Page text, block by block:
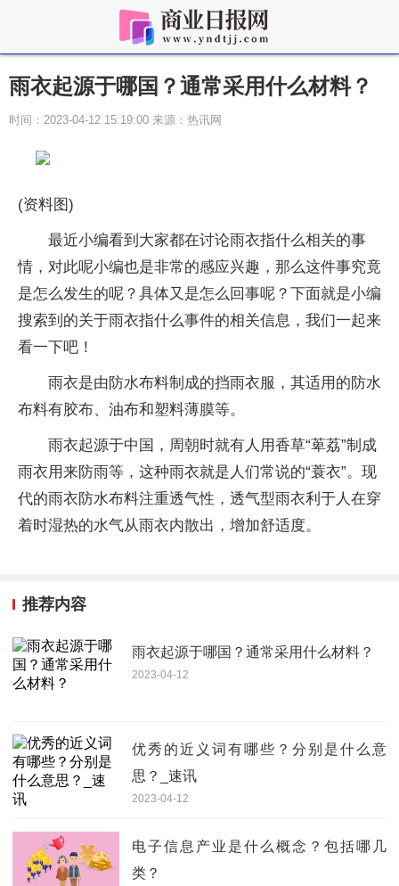
雨衣起源于哪国？通常采用什么材料？
时间：2023-04-12 15:19:00 来源：热讯网
(资料图)
最近小编看到大家都在讨论雨衣指什么相关的事
情，对此呢小编也是非常的感应兴趣，那么这件事究竟
是怎么发生的呢？具体又是怎么回事呢？下面就是小编
搜索到的关于雨衣指什么事件的相关信息，我们一起来
看一下吧！
雨衣是由防水布料制成的挡雨衣服，其适用的防水
布料有胶布、油布和塑料薄膜等。
雨衣起源于中国，周朝时就有人用香草“萆荔”制成
雨衣用来防雨等，这种雨衣就是人们常说的“蓑衣”。现
代的雨衣防水布料注重透气性，透气型雨衣利于人在穿
着时湿热的水气从雨衣内散出，增加舒适度。
推荐内容
雨衣起源于哪国？通常采用什么材料？
2023-04-12
优秀的近义词有哪些？分别是什么意
思？_速讯
2023-04-12
电子信息产业是什么概念？包括哪几
类？